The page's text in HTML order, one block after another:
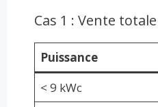
Cas 1 : Vente
Puissance
< 9 kWc